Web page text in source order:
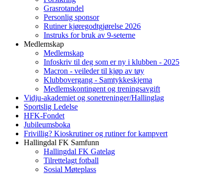
Grasrotandel
Personlig sponsor
Rutiner kjøregodtgjørelse 2026
Instruks for bruk av 9-seterne
Medlemskap
Medlemskap
Infoskriv til deg som er ny i klubben - 2025
Macron - veileder til kjøp av tøy
Klubbovergang - Samtykkeskjema
Medlemskontingent og treningsavgift
Vidju-akademiet og sonetreninger/Hallinglag
Sportslig Ledelse
HFK-Fondet
Jubileumsboka
Frivillig? Kioskrutiner og rutiner for kampvert
Hallingdal FK Samfunn
Hallingdal FK Gatelag
Tilrettelagt fotball
Sosial Møteplass